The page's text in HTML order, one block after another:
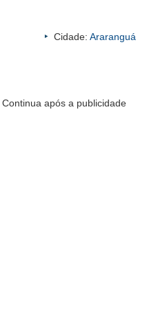
Cidade: Araranguá
Continua após a publicidade